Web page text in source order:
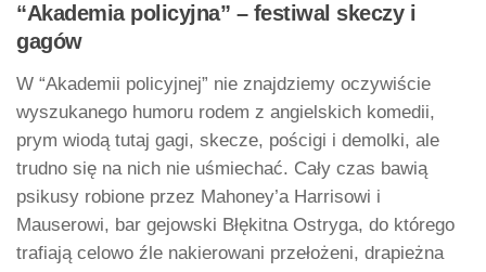
“Akademia policyjna” – festiwal skeczy i
gagów
W “Akademii policyjnej” nie znajdziemy oczywiście
wyszukanego humoru rodem z angielskich komedii,
prym wiodą tutaj gagi, skecze, pościgi i demolki, ale
trudno się na nich nie uśmiechać. Cały czas bawią
psikusy robione przez Mahoney’a Harrisowi i
Mauserowi, bar gejowski Błękitna Ostryga, do którego
trafiają celowo źle nakierowani przełożeni, drapieżna